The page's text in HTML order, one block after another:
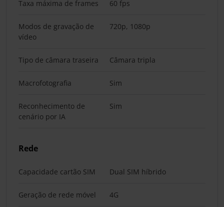
Taxa máxima de frames 60 fps
Modos de gravação de
vídeo
720p, 1080p
Tipo de câmara traseira Câmara tripla
Macrofotografia Sim
Reconhecimento de
cenário por IA
Sim
Rede
Capacidade cartão SIM Dual SIM híbrido
Geração de rede móvel 4G